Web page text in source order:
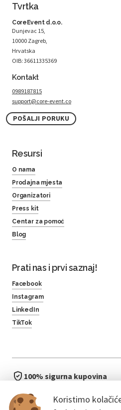
Koristimo
Tvrtka
CoreEvent d.o.o.
Dunjevac 15,
10000 Zagreb,
Hrvatska
OIB: 36611335369
Kontakt
0989187815
support@core-event.co
POŠALJI PORUKU
Resursi
O nama
Prodajna mjesta
Organizatori
Press kit
Centar za pomoć
Blog
Prati nas i prvi saznaj!
Facebook
Instagram
LinkedIn
TikTok
100% sigurna kupovina
bez čekanja u redu